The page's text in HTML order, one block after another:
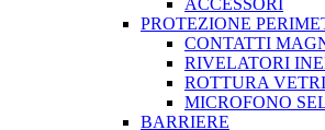
PROTEZIONE
CONTATTI
RIVELATORI
ROTTURA VETRI
MICROFONO
BARRIERE